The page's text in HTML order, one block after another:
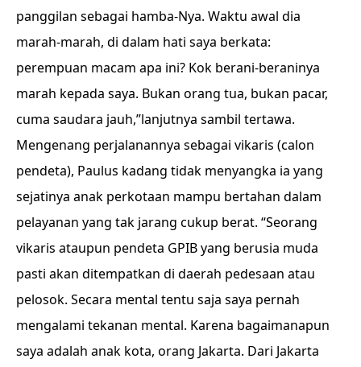
panggilan sebagai hamba-Nya. Waktu awal dia
marah-marah, di dalam hati saya berkata:
perempuan macam apa ini? Kok berani-beraninya
marah kepada saya. Bukan orang tua, bukan pacar,
cuma saudara jauh,”lanjutnya sambil tertawa.
Mengenang perjalanannya sebagai vikaris (calon
pendeta), Paulus kadang tidak menyangka ia yang
sejatinya anak perkotaan mampu bertahan dalam
pelayanan yang tak jarang cukup berat. “Seorang
vikaris ataupun pendeta GPIB yang berusia muda
pasti akan ditempatkan di daerah pedesaan atau
pelosok. Secara mental tentu saja saya pernah
mengalami tekanan mental. Karena bagaimanapun
saya adalah anak kota, orang Jakarta. Dari Jakarta